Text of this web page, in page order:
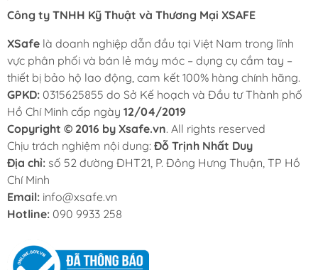
Công ty TNHH Kỹ Thuật và Thương Mại XSAFE
XSafe là doanh nghiệp dẫn đầu tại Việt Nam trong lĩnh
vực phân phối và bán lẻ máy móc – dụng cụ cầm tay –
thiết bị bảo hộ lao động, cam kết 100% hàng chính hãng.
GPKD: 0315625855 do Sở Kế hoạch và Đầu tư Thành phố
Hồ Chí Minh cấp ngày 12/04/2019
Copyright © 2016 by Xsafe.vn. All rights reserved
Chịu trách nghiệm nội dung: Đỗ Trịnh Nhất Duy
Địa chỉ: số 52 đường ĐHT21, P. Đông Hưng Thuận, TP Hồ
Chí Minh
Email: info@xsafe.vn
Hotline: 090 9933 258